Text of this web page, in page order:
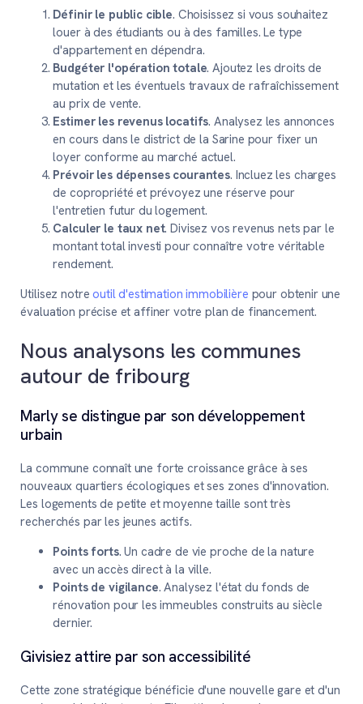
Définir le public cible. Choisissez si vous souhaitez
louer à des étudiants ou à des familles. Le type
d'appartement en dépendra.
Budgéter l'opération totale. Ajoutez les droits de
mutation et les éventuels travaux de rafraîchissement
au prix de vente.
Estimer les revenus locatifs. Analysez les annonces
en cours dans le district de la Sarine pour fixer un
loyer conforme au marché actuel.
Prévoir les dépenses courantes. Incluez les charges
de copropriété et prévoyez une réserve pour
l'entretien futur du logement.
Calculer le taux net. Divisez vos revenus nets par le
montant total investi pour connaître votre véritable
rendement.
Utilisez notreoutil d'estimation immobilière pour obtenir une
évaluation précise et affiner votre plan de financement.
Nous analysons les communes
autour de fribourg
Marly se distingue par son développement
urbain
La commune connaît une forte croissance grâce à ses
nouveaux quartiers écologiques et ses zones d'innovation.
Les logements de petite et moyenne taille sont très
recherchés par les jeunes actifs.
Points forts. Un cadre de vie proche de la nature
avec un accès direct à la ville.
Points de vigilance. Analysez l'état du fonds de
rénovation pour les immeubles construits au siècle
dernier.
Givisiez attire par son accessibilité
Cette zone stratégique bénéficie d'une nouvelle gare et d'un